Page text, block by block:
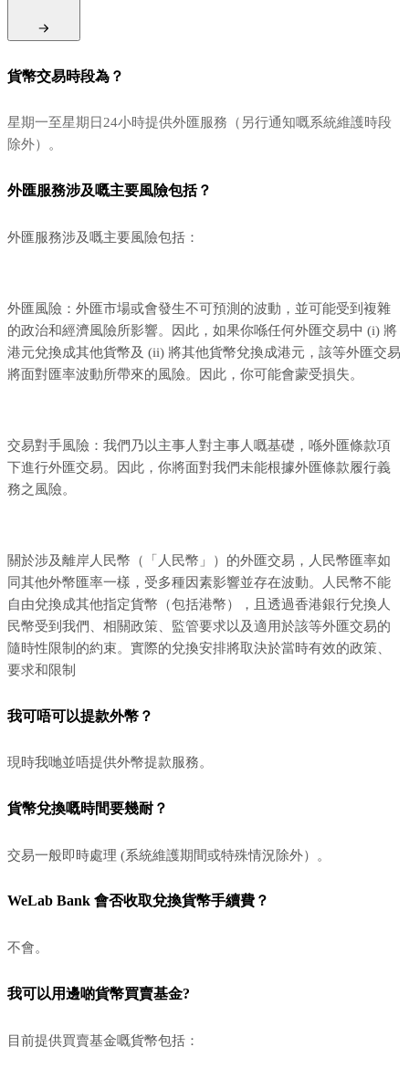
貨幣交易時段為？
星期一至星期日24小時提供外匯服務（另行通知嘅系統維護時段
除外）。
外匯服務涉及嘅主要風險包括？
外匯服務涉及嘅主要風險包括：
外匯風險：外匯市場或會發生不可預測的波動，並可能受到複雜
的政治和經濟風險所影響。因此，如果你喺任何外匯交易中 (i) 將
港元兌換成其他貨幣及 (ii) 將其他貨幣兌換成港元，該等外匯交易
將面對匯率波動所帶來的風險。因此，你可能會蒙受損失。
交易對手風險：我們乃以主事人對主事人嘅基礎，喺外匯條款項
下進行外匯交易。因此，你將面對我們未能根據外匯條款履行義
務之風險。
關於涉及離岸人民幣（「人民幣」）的外匯交易，人民幣匯率如
同其他外幣匯率一樣，受多種因素影響並存在波動。人民幣不能
自由兌換成其他指定貨幣（包括港幣），且透過香港銀行兌換人
民幣受到我們、相關政策、監管要求以及適用於該等外匯交易的
隨時性限制的約束。實際的兌換安排將取決於當時有效的政策、
要求和限制
我可唔可以提款外幣？
現時我哋並唔提供外幣提款服務。
貨幣兌換嘅時間要幾耐？
交易一般即時處理 (系統維護期間或特殊情況除外）。
WeLab Bank 會否收取兌換貨幣手續費？
不會。
我可以用邊啲貨幣買賣基金?
目前提供買賣基金嘅貨幣包括：